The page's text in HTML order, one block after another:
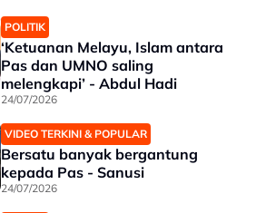
POLITIK
‘Ketuanan Melayu, Islam antara
Pas dan UMNO saling
melengkapi’ - Abdul Hadi
24/07/2026
VIDEO TERKINI & POPULAR
Bersatu banyak bergantung
kepada Pas - Sanusi
24/07/2026